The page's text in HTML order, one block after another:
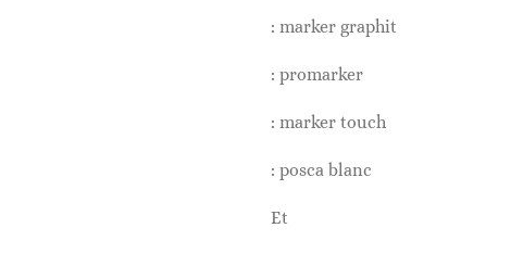
: marker graphit
: promarker
: marker touch
: posca blanc
Et